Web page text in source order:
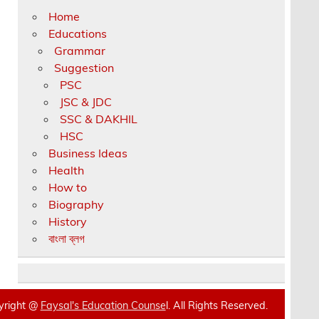
Home
Educations
Grammar
Suggestion
PSC
JSC & JDC
SSC & DAKHIL
HSC
Business Ideas
Health
How to
Biography
History
বাংলা ব্লগ
@ Faysal's Education Counsel. All Rights Reserved.